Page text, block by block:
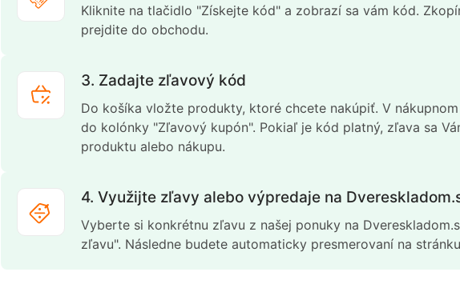
Kliknite na tlačidlo "Získejte kód" a zobrazí sa vám kód.
prejdite do obchodu.
3. Zadajte zľavový kód
Do košíka vložte produkty, ktoré chcete nakúpiť. V
do kolónky "Zľavový kupón". Pokiaľ je kód platný, zľava sa
produktu alebo nákupu.
4. Využijte zľavy alebo výpredaje na
Vyberte si konkrétnu zľavu z našej ponuky na
zľavu". Následne budete automaticky presmerovaní na